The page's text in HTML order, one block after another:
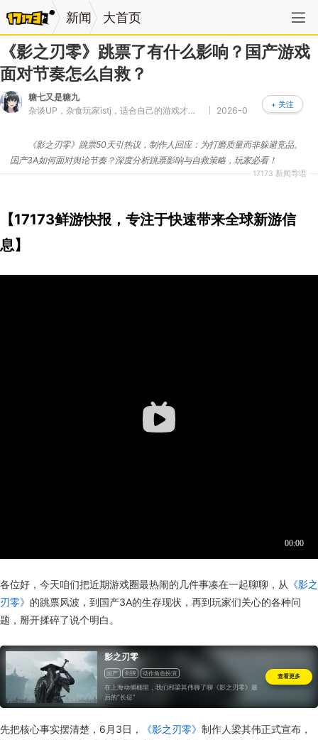
新闻 大首页
《影之刃零》跳票了有什么影响？国产游戏
面对节奏怎么自救？
糖七又是糖九
杂谈UP，杂食玩家istj，适合自己的游戏才是最好的，希望有生之年能看到国单站在世界之巅
2026-06-09 06:49:33
+ 关注
17173 新闻导语
《影之刃零》跳票50天引热议，制作人回应：为打磨质量而非躲避竞品。
国产3A如何面对舆论节奏？深度分析跳票影响与自救策略，玩家必看！
【17173鲜游快报，专注于快速带来全球新游信
息】
各位好，今天咱们把近期游戏圈最热闹的几件事凑在一起聊聊，从 《影之
刃零》 的跳票风波，到国产3A的生存现状，再到玩家们关心的各种问
题，掰开揉碎了说个明白。
影之刃零
国产 剑侠 动作角色扮演
在上海动捕棚里，我们和梁其伟聊了聊《影之刃零》最
后的“长征”
查看更多
先把核心事实摆清楚，6月3日， 《影之刃零》 制作人梁其伟正式宣布，